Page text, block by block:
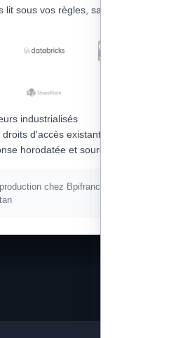
lit sous vos règles, sans copie
industrialisés
d'accès existants
horodatée et sourcée
chez Bpifrance, L'Oréal,